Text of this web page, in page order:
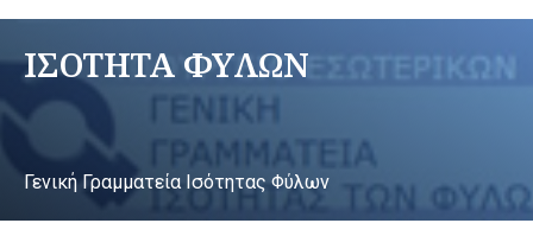
ΙΣΟΤΗΤΑ ΦΥΛΩΝ
Γενική Γραμματεία Ισότητας Φύλων